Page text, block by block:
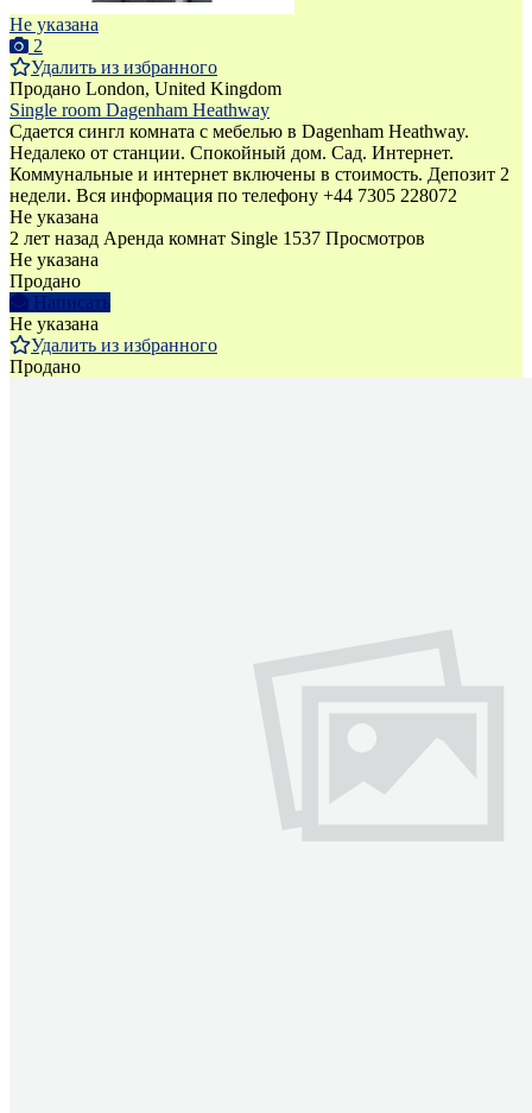
Не указана
2
Удалить из избранного
Продано London, United Kingdom
Single room Dagenham Heathway
Сдается сингл комната с мебелью в Dagenham Heathway.
Недалеко от станции. Спокойный дом. Сад. Интернет.
Коммунальные и интернет включены в стоимость. Депозит 2
недели. Bся информация по телефону +44 7305 228072
Не указана
2 лет назад Аренда комнат Single 1537 Просмотров
Не указана
Продано
Написать
Не указана
Удалить из избранного
Продано